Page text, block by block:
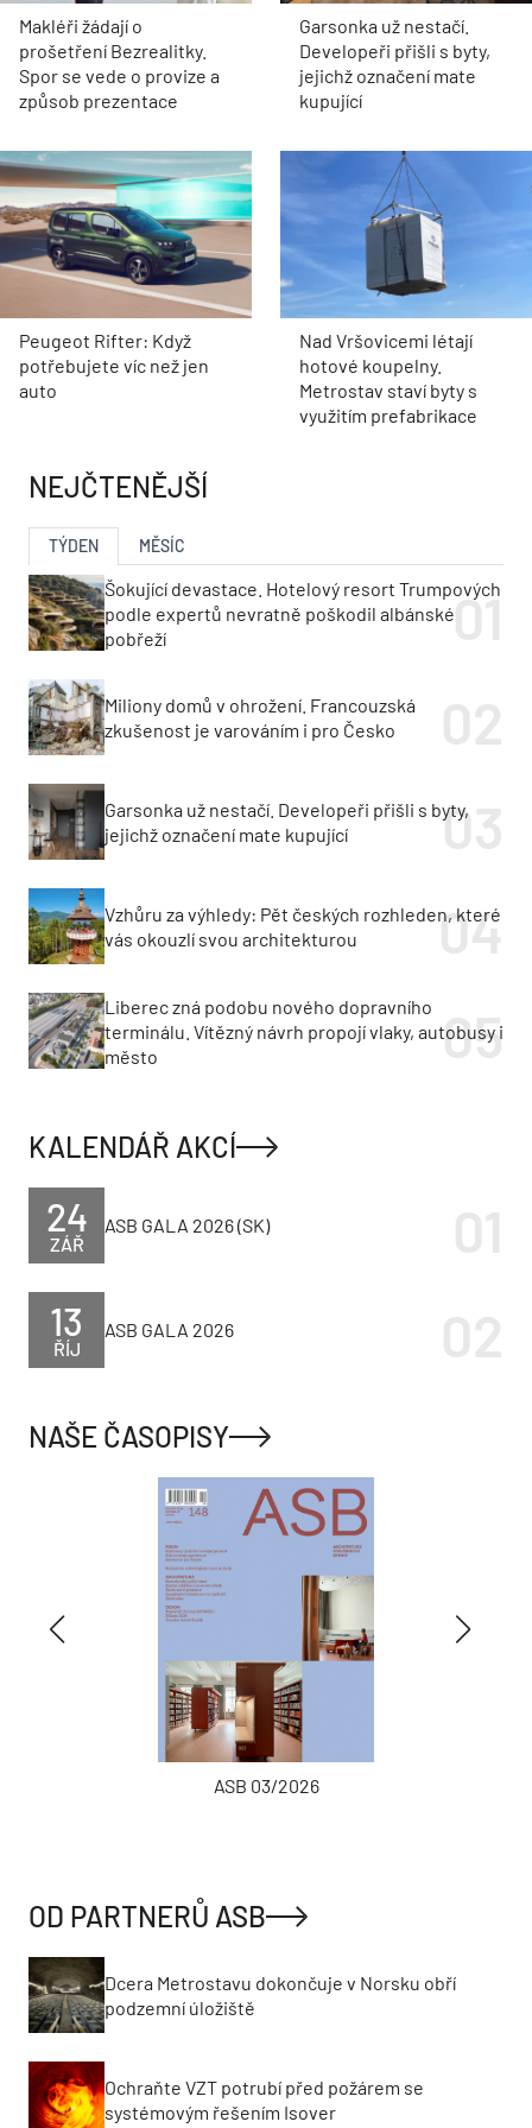
Makléři žádají o
prošetření Bezrealitky.
Spor se vede o provize a
způsob prezentace
Garsonka už nestačí.
Developeři přišli s byty,
jejichž označení mate
kupující
Peugeot Rifter: Když
potřebujete víc než jen
auto
Nad Vršovicemi létají
hotové koupelny.
Metrostav staví byty s
využitím prefabrikace
NEJČTENĚJŠÍ
TÝDEN MĚSÍC
Šokující devastace. Hotelový resort Trumpových
podle expertů nevratně poškodil albánské
pobřeží
Miliony domů v ohrožení. Francouzská
zkušenost je varováním i pro Česko
Garsonka už nestačí. Developeři přišli s byty,
jejichž označení mate kupující
Vzhůru za výhledy: Pět českých rozhleden, které
vás okouzlí svou architekturou
Liberec zná podobu nového dopravního
terminálu. Vítězný návrh propojí vlaky, autobusy i
město
KALENDÁŘ AKCÍ
ZÁŘ
24 ASB GALA 2026 (SK)
ŘÍJ
13 ASB GALA 2026
NAŠE ČASOPISY
ASB 03/2026
OD PARTNERŮ ASB
Dcera Metrostavu dokončuje v Norsku obří
podzemní úložiště
Ochraňte VZT potrubí před požárem se
systémovým řešením Isover